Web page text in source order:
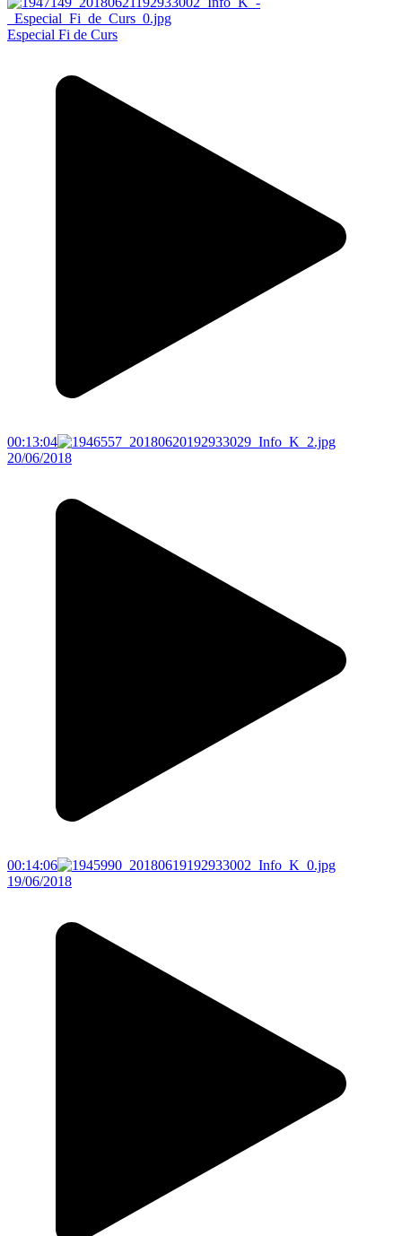
Especial Fi de Curs
00:13:04
20/06/2018
00:14:06
19/06/2018